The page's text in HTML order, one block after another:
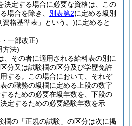
決定する場合に必要な資格は、この
場合を除き、 別表第2に定める級別
資格基準表」という。)に定めると
一部改正)
方法)
、その者に適用される給料表の別に
分又は試験欄の区分及び学歴免許
する。
この場合において、それぞ
の職務の級欄に定める上段の数字
るための必要在級年数を、下段の
定するための必要経験年数を示
欄の「正規の試験」の区分は次に掲